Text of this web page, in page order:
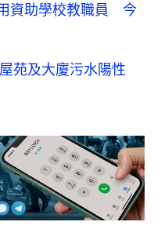
資助學校教職員 今
苑及大廈污水陽性